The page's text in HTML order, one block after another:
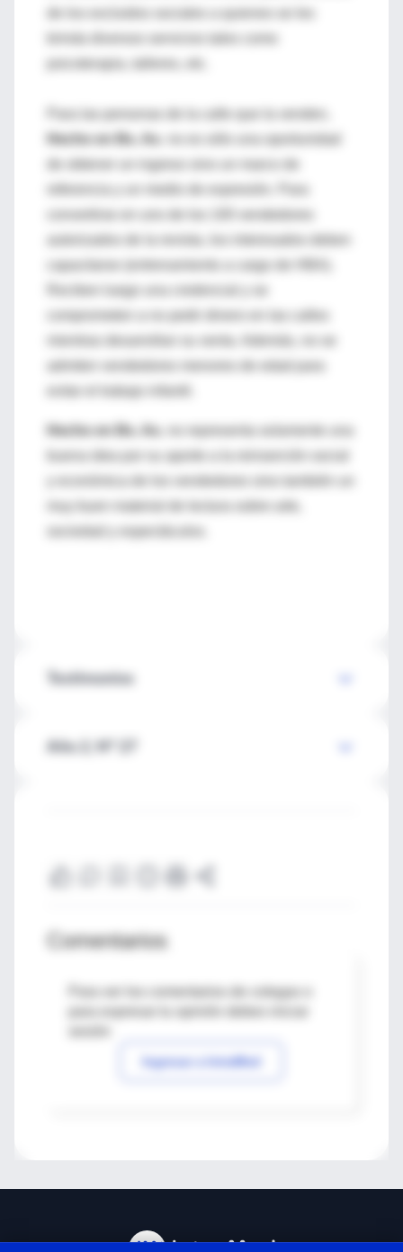
psicoterapia, talleres, etc.
Hecho en Bs. As
de obtener un ingreso sino un marco de
capacitarse (entrenamiento a cargo de HBA).
Reciben luego una credencial y se
Hecho en Bs. As.
buena idea por su aporte a la reinserción social
Testimonios
Comentarios
Para ver los comentarios de colegas o
Ingresar a IntraMed